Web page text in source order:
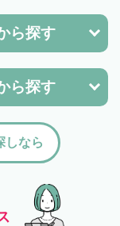
ら探す
ら探す
しなら